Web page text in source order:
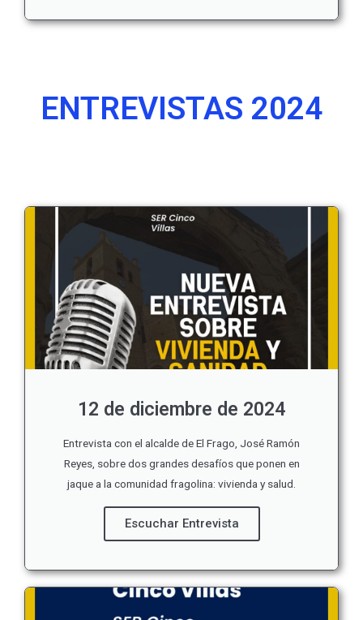
ENTREVISTAS 2024
12 de diciembre de 2024
Entrevista con el alcalde de El Frago, José Ramón
Reyes, sobre dos grandes desafíos que ponen en
jaque a la comunidad fragolina: vivienda y salud.
Escuchar Entrevista